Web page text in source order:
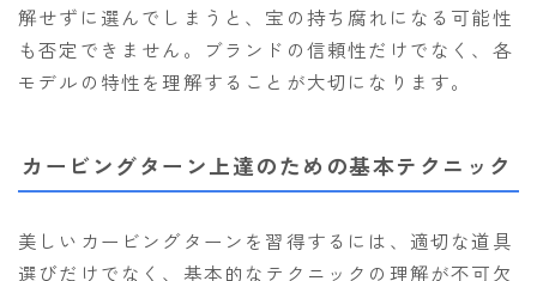
解せずに選んでしまうと、宝の持ち腐れになる可能性
も否定できません。ブランドの信頼性だけでなく、各
モデルの特性を理解することが大切になります。
カービングターン上達のための基本テクニック
美しいカービングターンを習得するには、適切な道具
選びだけでなく、基本的なテクニックの理解が不可欠